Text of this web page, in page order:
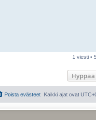
a
1 viesti •
Hyppää
Kaikki ajat ovat
Poista evästeet